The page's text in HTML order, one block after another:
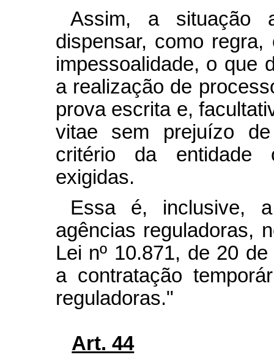
Assim, a situação
dispensar, como
impessoalidade, o que
a realização de
prova escrita e,
vitae sem prejuízo
critério da entidade
exigidas.
Essa é, inclusive,
agências reguladoras,
Lei nº 10.871, de 20
a contratação
reguladoras."
Art. 44